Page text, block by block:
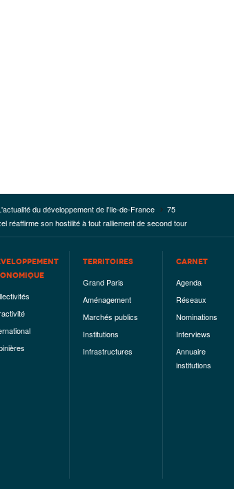
du développement de l'Ile-de-France
75
réaffirme son hostilité à tout ralliement de second tour
TERRITOIRES
Grand Paris
Aménagement
Marchés publics
Institutions
Infrastructures
CARNET
Agenda
Réseaux
Nominations
Interviews
Annuaire
institutions